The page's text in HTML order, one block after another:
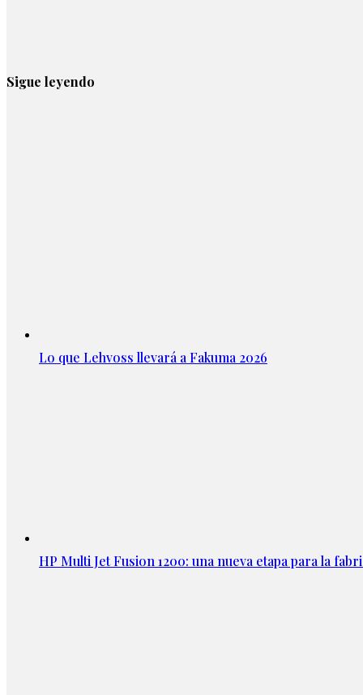
Sigue leyendo
Lo que Lehvoss llevará a Fakuma 2026
HP Multi Jet Fusion 1200: una nueva etapa para la